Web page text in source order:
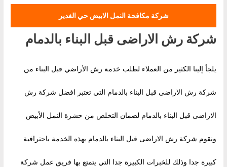
شركة مكافحة النمل الابيض حي الغدير
شركة رش الاراضى قبل البناء بالدمام
يلجأ إلينا الكثير من العملاء لطلب خدمة رش الأراضي قبل البناء من
شركة رش الاراضى قبل البناء بالدمام التي تعتبر افضل شركة رش
الاراضى قبل البناء بالدمام لضمان التخلص من حشرة النمل الأبيض
ونقوم شركة رش الاراضى قبل البناء بالدمام بهذه الخدمة باحترافية
كبيرة جدا وذلك للخبرات الكبيرة جدا التي يتمتع بها فريق عمل شركة